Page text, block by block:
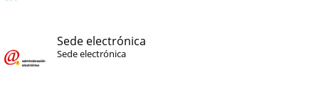
Sede electrónica
Sede electrónica